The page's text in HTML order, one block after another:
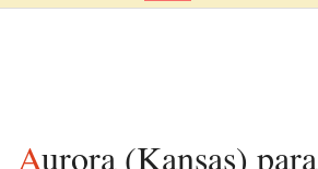
Aurora (Kansas)